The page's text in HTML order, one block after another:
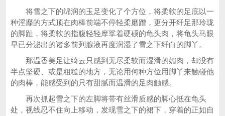
将雪之下的绵润的玉足变化了个方位，将柔软的足底以一
种淫靡的方式顶在肉棒前端不停轻柔磨蹭，更分开纤足那玲珑
的脚趾，将柔软的指腹轻轻摩挲着硬硕的龟头肉，将龟头马眼
早已分泌出的诸多前列腺液再度润湿了雪之下纤白的脚丫。
那温香美足让绮云只感到无尽柔软而湿滑的媚肉，却没有
半点坚硬、或是粗糙的地方，无论用何种方位用脚丫来触碰他
的肉棒，能感受到的只有甜腻而温滑的足肉触感。
再次抓起雪之下的左脚将带有丝滑质感的脚心抵在龟头
处，视线忍不住向上移动，发现雪之下的裙下，穿着的正如自